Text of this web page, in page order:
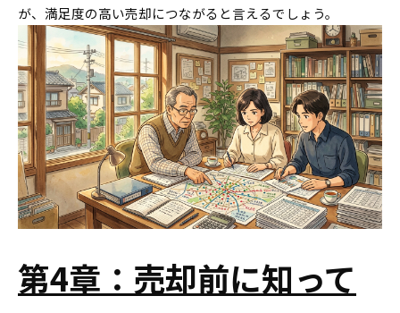
が、満足度の高い売却につながると言えるでしょう。
第4章：売却前に知って